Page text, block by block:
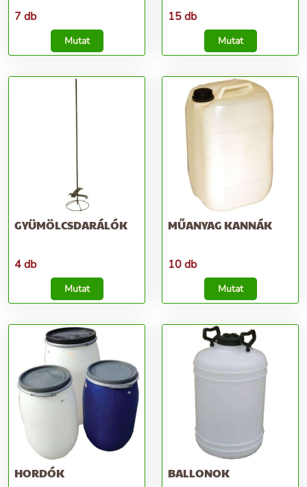
7 db
Mutat
15 db
Mutat
GYÜMÖLCSDARÁLÓK
4 db
Mutat
MŰANYAG KANNÁK
10 db
Mutat
HORDÓK BALLONOK